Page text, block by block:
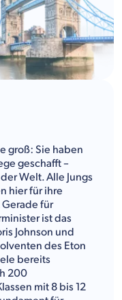
groß: Sie haben
geschafft –
Welt. Alle Jungs
hier für ihre
für
ist das
Johnson und
des Eton
bereits
200
mit 8 bis 12